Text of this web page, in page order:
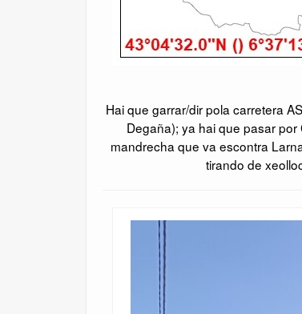
Hai que garrar/dir pola carretera
Degaña); ya hai que pasar
mandrecha que va escontra
tirando de